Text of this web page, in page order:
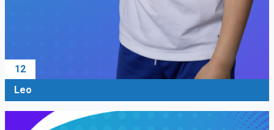
12
Leo